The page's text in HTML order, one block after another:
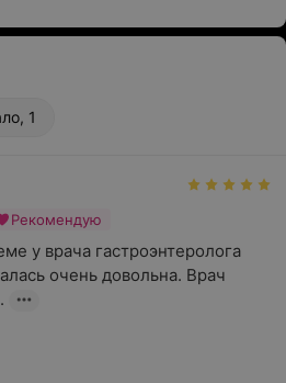
1
Рекомендую
у врача гастроэнтеролога
очень довольна. Врач